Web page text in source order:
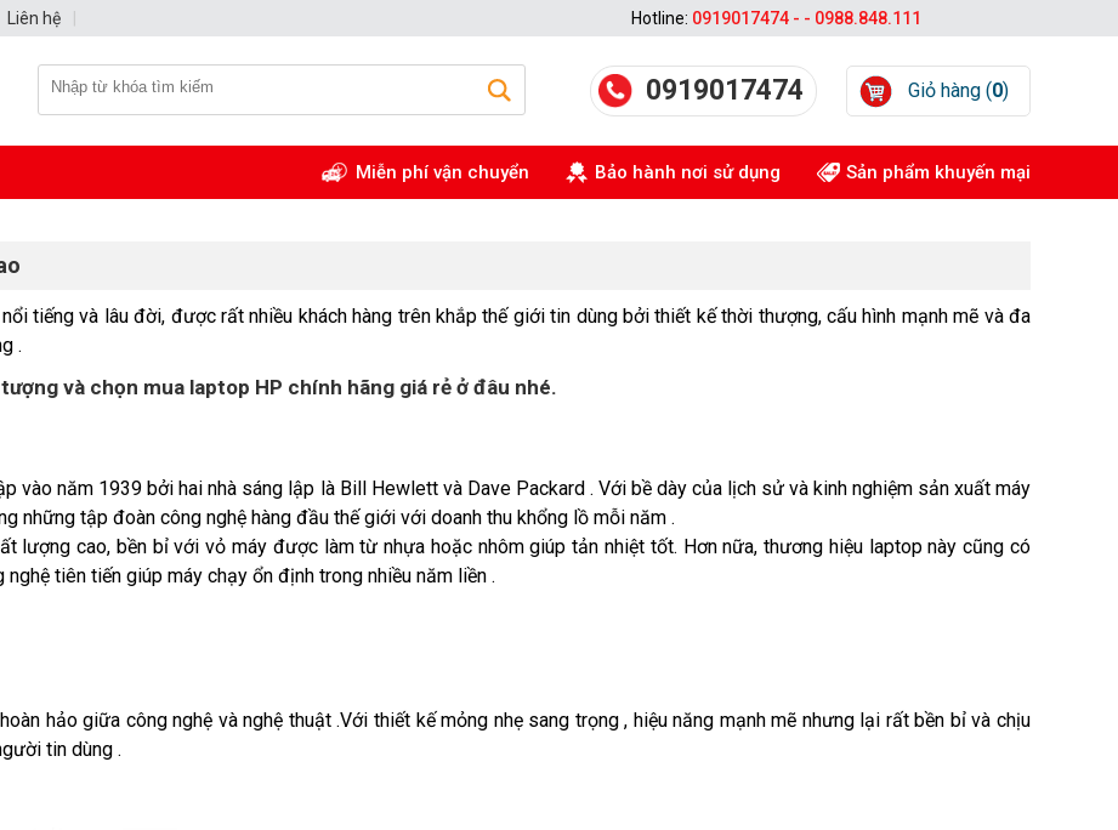
Giỏ hàng (0)
0919017474
Sản phẩm khuyến mại
Bảo hành nơi sử dụng
Miễn phí vận chuyển
tiếng và lâu đời, được rất nhiều khách hàng trên khắp thế giới tin dùng bởi thiết kế thời thượng, cấu hình mạnh mẽ và đa
.
và chọn mua laptop HP chính hãng giá rẻ ở đâu nhé.
vào năm 1939 bởi hai nhà sáng lập là Bill Hewlett và Dave Packard . Với bề dày của lịch sử và kinh nghiệm sản xuất máy
những tập đoàn công nghệ hàng đầu thế giới với doanh thu khổng lồ mỗi năm .
lượng cao, bền bỉ với vỏ máy được làm từ nhựa hoặc nhôm giúp tản nhiệt tốt. Hơn nữa, thương hiệu laptop này cũng có
tiên tiến giúp máy chạy ổn định trong nhiều năm liền .
hảo giữa công nghệ và nghệ thuật .Với thiết kế mỏng nhẹ sang trọng , hiệu năng mạnh mẽ nhưng lại rất bền bỉ và chịu
tin dùng .
Liên hệ Hotline: 0919017474 - - 0988.848.111